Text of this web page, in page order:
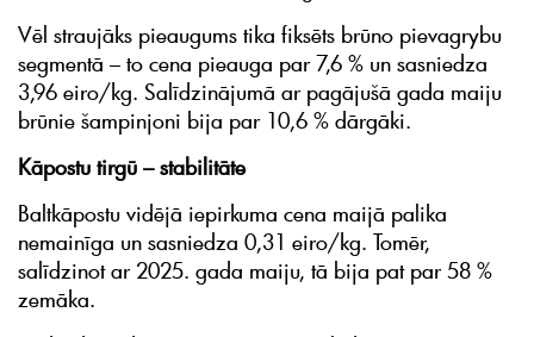
Vēl straujāks pieaugums tika fiksēts brūno pievagrybu
segmentā – to cena pieauga par 7,6 % un sasniedza
3,96 eiro/kg. Salīdzinājumā ar pagājušā gada maiju
brūnie šampinjoni bija par 10,6 % dārgāki.
Kāpostu tirgū – stabilitāte
Baltkāpostu vidējā iepirkuma cena maijā palika
nemainīga un sasniedza 0,31 eiro/kg. Tomēr,
salīdzinot ar 2025. gada maiju, tā bija pat par 58 %
zemāka.